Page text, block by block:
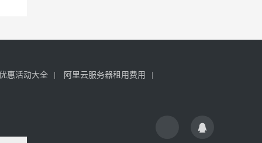
惠活动大全
阿里云服务器租用费用